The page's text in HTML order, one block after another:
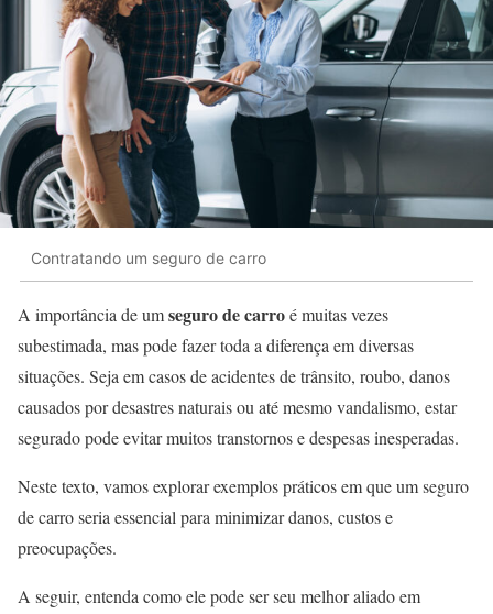
Contratando um seguro de carro
A importância de umseguro de carroé muitas vezes
subestimada, mas pode fazer toda a diferença em diversas
situações. Seja em casos de acidentes de trânsito, roubo, danos
causados por desastres naturais ou até mesmo vandalismo, estar
segurado pode evitar muitos transtornos e despesas inesperadas.
Neste texto, vamos explorar exemplos práticos em que um seguro
de carro seria essencial para minimizar danos, custos e
preocupações.
A seguir, entenda como ele pode ser seu melhor aliado em